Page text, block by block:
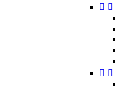
 
 